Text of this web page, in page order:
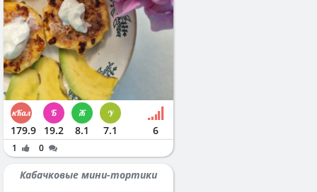
179.9 19.2 8.1 7.1 6
1 0
Кабачковые мини-тортики